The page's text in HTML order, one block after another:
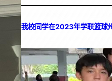
我校同学在2023年学联篮球